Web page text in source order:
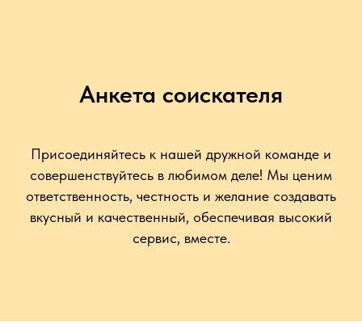
Анкета соискателя
Присоединяйтесь к нашей дружной команде и
совершенствуйтесь в любимом деле! Мы ценим
ответственность, честность и желание создавать
вкусный и качественный, обеспечивая высокий
сервис, вместе.